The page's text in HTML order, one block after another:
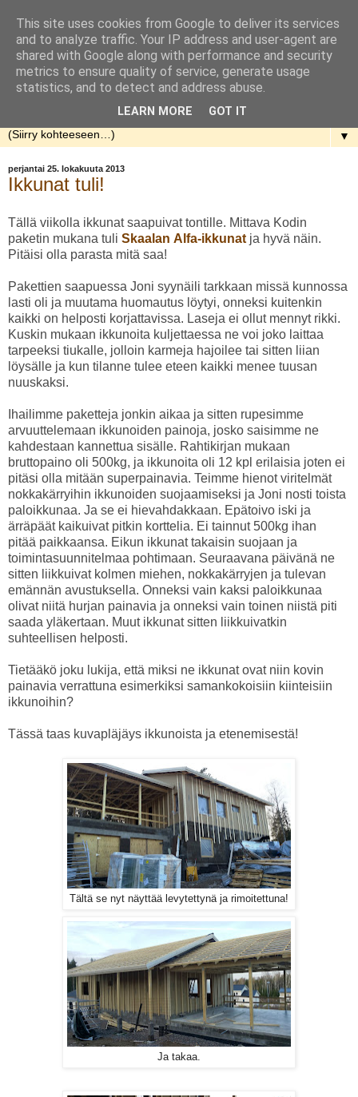
Rakennellen
Nuorenparin taival talon rakentamisen parissa. Aloitusaika
kevät 2013.
▼
perjantai 25. lokakuuta 2013
Ikkunat tuli!
Tällä viikolla ikkunat saapuivat tontille. Mittava Kodin
paketin mukana tuli Skaalan Alfa-ikkunat ja hyvä näin.
Pitäisi olla parasta mitä saa!
Pakettien saapuessa Joni syynäili tarkkaan missä kunnossa
lasti oli ja muutama huomautus löytyi, onneksi kuitenkin
kaikki on helposti korjattavissa. Laseja ei ollut mennyt rikki.
Kuskin mukaan ikkunoita kuljettaessa ne voi joko laittaa
tarpeeksi tiukalle, jolloin karmeja hajoilee tai sitten liian
löysälle ja kun tilanne tulee eteen kaikki menee tuusan
nuuskaksi.
Ihailimme paketteja jonkin aikaa ja sitten rupesimme
arvuuttelemaan ikkunoiden painoja, josko saisimme ne
kahdestaan kannettua sisälle. Rahtikirjan mukaan
bruttopaino oli 500kg, ja ikkunoita oli 12 kpl erilaisia joten ei
pitäsi olla mitään superpainavia. Teimme hienot viritelmät
nokkakärryihin ikkunoiden suojaamiseksi ja Joni nosti toista
paloikkunaa. Ja se ei hievahdakkaan. Epätoivo iski ja
ärräpäät kaikuivat pitkin korttelia. Ei tainnut 500kg ihan
pitää paikkaansa. Eikun ikkunat takaisin suojaan ja
toimintasuunnitelmaa pohtimaan. Seuraavana päivänä ne
sitten liikkuivat kolmen miehen, nokkakärryjen ja tulevan
emännän avustuksella. Onneksi vain kaksi paloikkunaa
olivat niitä hurjan painavia ja onneksi vain toinen niistä piti
saada yläkertaan. Muut ikkunat sitten liikkuivatkin
suhteellisen helposti.
Tietääkö joku lukija, että miksi ne ikkunat ovat niin kovin
painavia verrattuna esimerkiksi samankokoisiin kiinteisiin
ikkunoihin?
Tässä taas kuvapläjäys ikkunoista ja etenemisestä!
Tältä se nyt näyttää levytettynä ja rimoitettuna!
Ja takaa.
This site uses cookies from Google to deliver its services
and to analyze traffic. Your IP address and user-agent are
shared with Google along with performance and security
metrics to ensure quality of service, generate usage
statistics, and to detect and address abuse.
LEARN MORE GOT IT